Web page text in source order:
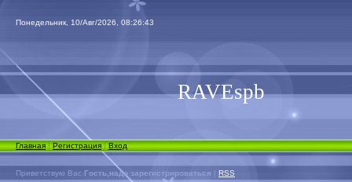
Понедельник, 10/Авг/2026, 08:26:43
RAVEspb
Главная|Регистрация|Вход
Приветствую Вас Гость,надо зарегистрироваться | RSS